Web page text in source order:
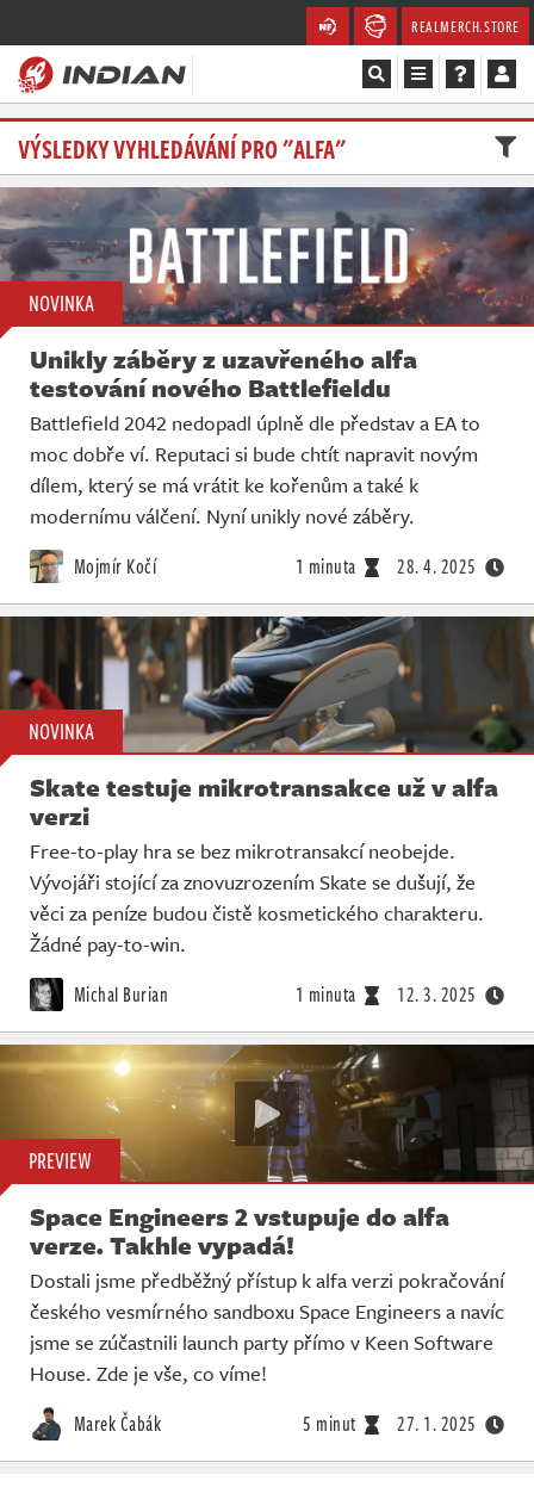
REALMERCH.STORE
Magazín
Recenze
Videa
Soutěže
Databáze
Komunita
Redakce
Živě
VÝSLEDKY VYHLEDÁVÁNÍ PRO "ALFA"
NOVINKA
Unikly záběry z uzavřeného alfa
testování nového Battlefieldu
Battlefield 2042 nedopadl úplně dle představ a EA to
moc dobře ví. Reputaci si bude chtít napravit novým
dílem, který se má vrátit ke kořenům a také k
modernímu válčení. Nyní unikly nové záběry.
Mojmír Kočí 1 minuta 28. 4. 2025
NOVINKA
Skate testuje mikrotransakce už v alfa
verzi
Free-to-play hra se bez mikrotransakcí neobejde.
Vývojáři stojící za znovuzrozením Skate se dušují, že
věci za peníze budou čistě kosmetického charakteru.
Žádné pay-to-win.
Michal Burian 1 minuta 12. 3. 2025
PREVIEW
Space Engineers 2 vstupuje do alfa
verze. Takhle vypadá!
Dostali jsme předběžný přístup k alfa verzi pokračování
českého vesmírného sandboxu Space Engineers a navíc
jsme se zúčastnili launch party přímo v Keen Software
House. Zde je vše, co víme!
Marek Čabák 5 minut 27. 1. 2025